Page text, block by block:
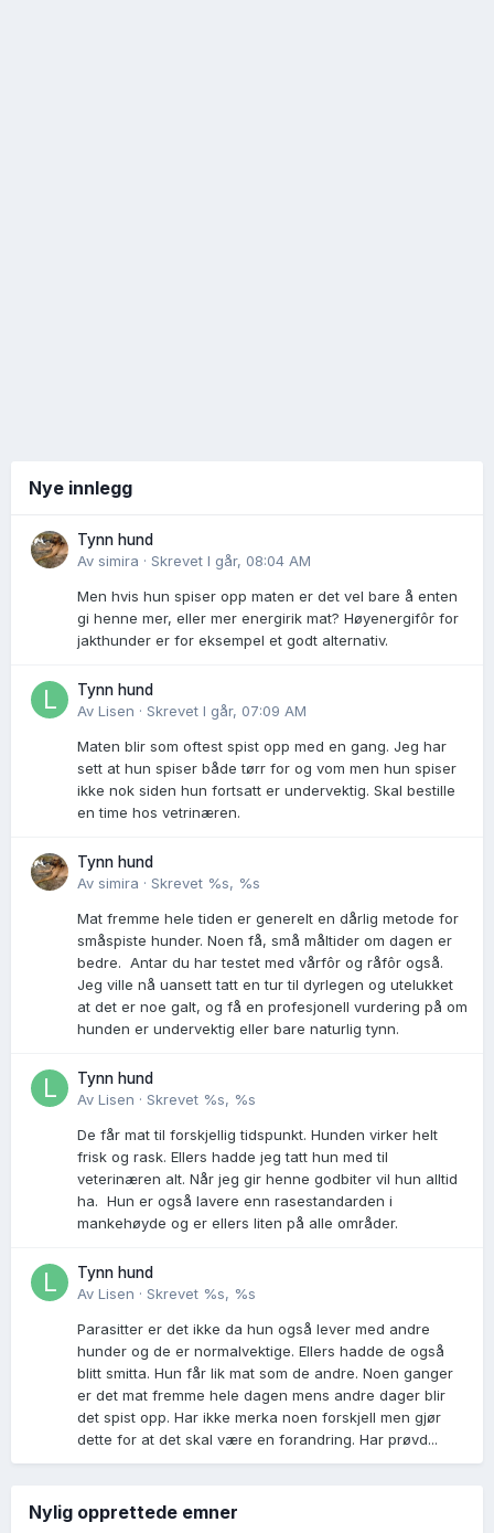
Nye innlegg
Tynn hund
Av simira · Skrevet I går, 08:04 AM
Men hvis hun spiser opp maten er det vel bare å enten
gi henne mer, eller mer energirik mat? Høyenergifôr for
jakthunder er for eksempel et godt alternativ.
Tynn hund
Av Lisen · Skrevet I går, 07:09 AM
Maten blir som oftest spist opp med en gang. Jeg har
sett at hun spiser både tørr for og vom men hun spiser
ikke nok siden hun fortsatt er undervektig. Skal bestille
en time hos vetrinæren.
Tynn hund
Av simira · Skrevet %s, %s
Mat fremme hele tiden er generelt en dårlig metode for
småspiste hunder. Noen få, små måltider om dagen er
bedre. Antar du har testet med vårfôr og råfôr også.
Jeg ville nå uansett tatt en tur til dyrlegen og utelukket
at det er noe galt, og få en profesjonell vurdering på om
hunden er undervektig eller bare naturlig tynn.
Tynn hund
Av Lisen · Skrevet %s, %s
De får mat til forskjellig tidspunkt. Hunden virker helt
frisk og rask. Ellers hadde jeg tatt hun med til
veterinæren alt. Når jeg gir henne godbiter vil hun alltid
ha. Hun er også lavere enn rasestandarden i
mankehøyde og er ellers liten på alle områder.
Tynn hund
Av Lisen · Skrevet %s, %s
Parasitter er det ikke da hun også lever med andre
hunder og de er normalvektige. Ellers hadde de også
blitt smitta. Hun får lik mat som de andre. Noen ganger
er det mat fremme hele dagen mens andre dager blir
det spist opp. Har ikke merka noen forskjell men gjør
dette for at det skal være en forandring. Har prøvd...
Nylig opprettede emner